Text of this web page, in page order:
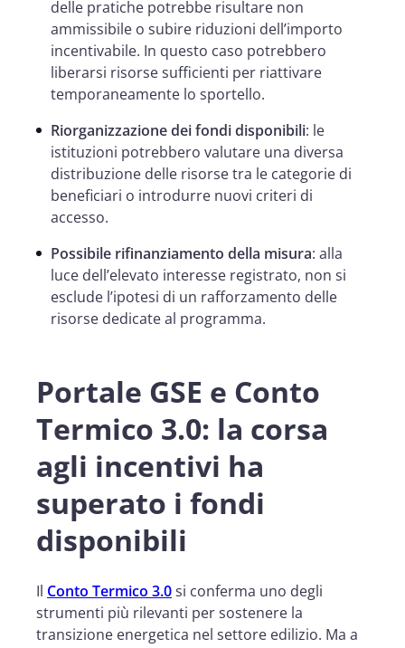
delle pratiche potrebbe risultare non
ammissibile o subire riduzioni dell’importo
incentivabile. In questo caso potrebbero
liberarsi risorse sufficienti per riattivare
temporaneamente lo sportello.
Riorganizzazione dei fondi disponibili: le
istituzioni potrebbero valutare una diversa
distribuzione delle risorse tra le categorie di
beneficiari o introdurre nuovi criteri di
accesso.
Possibile rifinanziamento della misura: alla
luce dell’elevato interesse registrato, non si
esclude l’ipotesi di un rafforzamento delle
risorse dedicate al programma.
Portale GSE e Conto
Termico 3.0: la corsa
agli incentivi ha
superato i fondi
disponibili
Il Conto Termico 3.0si conferma uno degli
strumenti più rilevanti per sostenere la
transizione energetica nel settore edilizio. Ma a